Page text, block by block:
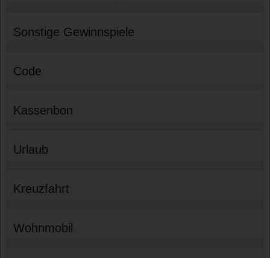
Sonstige Gewinnspiele
Code
Kassenbon
Urlaub
Kreuzfahrt
Wohnmobil